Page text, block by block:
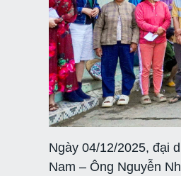
Ngày 04/12/2025, đại
Nam – Ông Nguyễn